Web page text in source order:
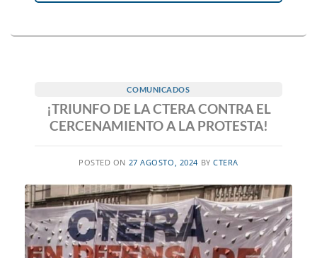
COMUNICADOS
¡TRIUNFO DE LA CTERA CONTRA EL
CERCENAMIENTO A LA PROTESTA!
POSTED ON 27 AGOSTO, 2024 BYCTERA